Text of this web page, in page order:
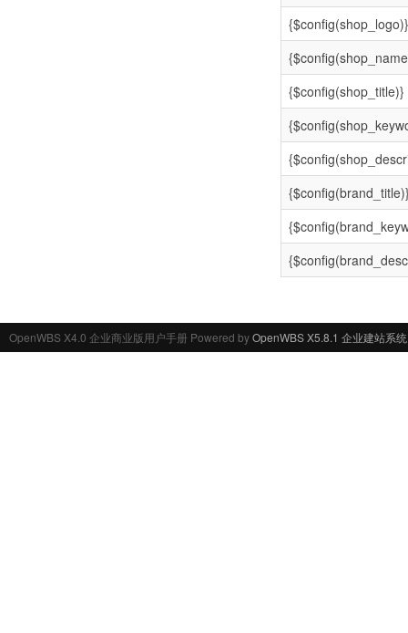
{$config(shop_logo)}
{$config(shop_title)}
OpenWBS X4.0 企业商业版用户手册 Powered byOpenWBS X5.8.1 企业建站系统